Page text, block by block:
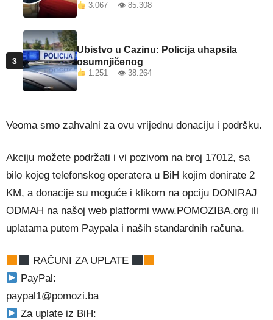
3.067 👁 85.308
3
Ubistvo u Cazinu: Policija uhapsila
osumnjičenog
1.251 👁 38.264
Veoma smo zahvalni za ovu vrijednu donaciju i podršku.
Akciju možete podržati i vi pozivom na broj 17012, sa
bilo kojeg telefonskog operatera u BiH kojim donirate 2
KM, a donacije su moguće i klikom na opciju DONIRAJ
ODMAH na našoj web platformi www.POMOZIBA.org ili
uplatama putem Paypala i naših standardnih računa.
RAČUNI ZA UPLATE
PayPal:
paypal1@pomozi.ba
Za uplate iz BiH: